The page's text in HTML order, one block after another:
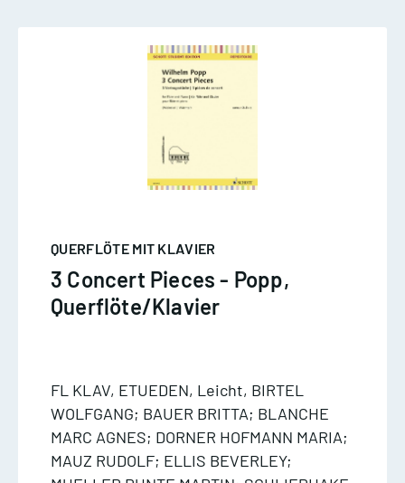
QUERFLÖTE MIT KLAVIER
3 Concert Pieces - Popp,
Querflöte/Klavier
FL KLAV, ETUEDEN, Leicht, BIRTEL
WOLFGANG; BAUER BRITTA; BLANCHE
MARC AGNES; DORNER HOFMANN MARIA;
MAUZ RUDOLF; ELLIS BEVERLEY;